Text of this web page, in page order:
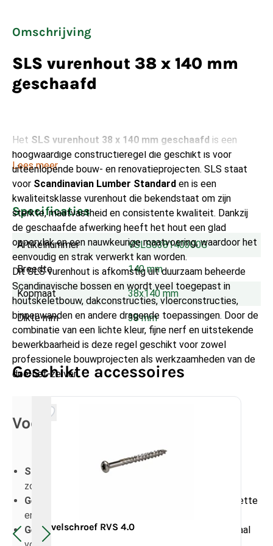
Omschrijving
SLS vurenhout 38 x 140 mm
geschaafd
Het SLS vurenhout 38 x 140 mm geschaafd is een
hoogwaardige constructieregel die geschikt is voor
uiteenlopende bouw- en renovatieprojecten. SLS staat
voor Scandinavian Lumber Standard en is een
kwaliteitsklasse vurenhout die bekendstaat om zijn
sterkte, maatvastheid en consistente kwaliteit. Dankzij
de geschaafde afwerking heeft het hout een glad
oppervlak en een nauwkeurige maatvoering, waardoor het
eenvoudig en strak verwerkt kan worden.
Dit SLS vurenhout is afkomstig uit duurzaam beheerde
Scandinavische bossen en wordt veel toegepast in
houtskeletbouw, dakconstructies, vloerconstructies,
binnenwanden en andere dragende toepassingen. Door de
combinatie van een lichte kleur, fijne nerf en uitstekende
bewerkbaarheid is deze regel geschikt voor zowel
professionele bouwprojecten als werkzaamheden van de
doe-het-zelver.
Voordelen van SLS vurenhout
Scandinavische topkwaliteit
zorgvuldig geselecteerd.
Geschaafd afgewerkt
: glad oppervlak voor een nette
en professionele verwerking.
Geschikt voor constructieve toepassingen
: ideaal
Lees meer
Specificaties
Artikelnummer VSLS038140300G
Breedte 140 mm
Kopmaat 38x140 mm
Dikte mm 38 mm
Geschikte accessoires
Gevelschroef RVS 4.0